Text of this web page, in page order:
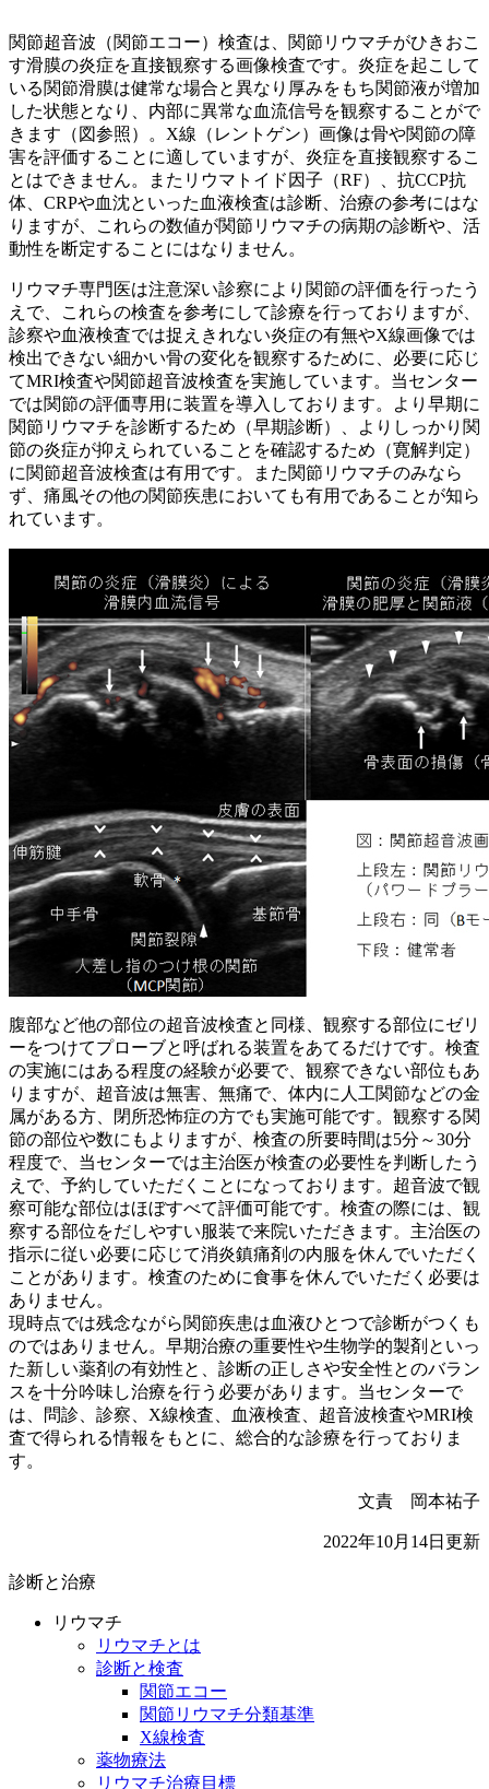
関節超音波（関節エコー）検査は、関節リウマチがひきおこ
す滑膜の炎症を直接観察する画像検査です。炎症を起こして
いる関節滑膜は健常な場合と異なり厚みをもち関節液が増加
した状態となり、内部に異常な血流信号を観察することがで
きます（図参照）。X線（レントゲン）画像は骨や関節の障
害を評価することに適していますが、炎症を直接観察するこ
とはできません。またリウマトイド因子（RF）、抗CCP抗
体、CRPや血沈といった血液検査は診断、治療の参考にはな
りますが、これらの数値が関節リウマチの病期の診断や、活
動性を断定することにはなりません。
リウマチ専門医は注意深い診察により関節の評価を行ったう
えで、これらの検査を参考にして診療を行っておりますが、
診察や血液検査では捉えきれない炎症の有無やX線画像では
検出できない細かい骨の変化を観察するために、必要に応じ
てMRI検査や関節超音波検査を実施しています。当センター
では関節の評価専用に装置を導入しております。より早期に
関節リウマチを診断するため（早期診断）、よりしっかり関
節の炎症が抑えられていることを確認するため（寛解判定）
に関節超音波検査は有用です。また関節リウマチのみなら
ず、痛風その他の関節疾患においても有用であることが知ら
れています。
腹部など他の部位の超音波検査と同様、観察する部位にゼリ
ーをつけてプローブと呼ばれる装置をあてるだけです。検査
の実施にはある程度の経験が必要で、観察できない部位もあ
りますが、超音波は無害、無痛で、体内に人工関節などの金
属がある方、閉所恐怖症の方でも実施可能です。観察する関
節の部位や数にもよりますが、検査の所要時間は5分～30分
程度で、当センターでは主治医が検査の必要性を判断したう
えで、予約していただくことになっております。超音波で観
察可能な部位はほぼすべて評価可能です。検査の際には、観
察する部位をだしやすい服装で来院いただきます。主治医の
指示に従い必要に応じて消炎鎮痛剤の内服を休んでいただく
ことがあります。検査のために食事を休んでいただく必要は
ありません。
現時点では残念ながら関節疾患は血液ひとつで診断がつくも
のではありません。早期治療の重要性や生物学的製剤といっ
た新しい薬剤の有効性と、診断の正しさや安全性とのバラン
スを十分吟味し治療を行う必要があります。当センターで
は、問診、診察、X線検査、血液検査、超音波検査やMRI検
査で得られる情報をもとに、総合的な診療を行っておりま
す。
文責 岡本祐子
2022年10月14日更新
診断と治療
リウマチ
リウマチとは
診断と検査
関節エコー
関節リウマチ分類基準
X線検査
薬物療法
リウマチ治療目標